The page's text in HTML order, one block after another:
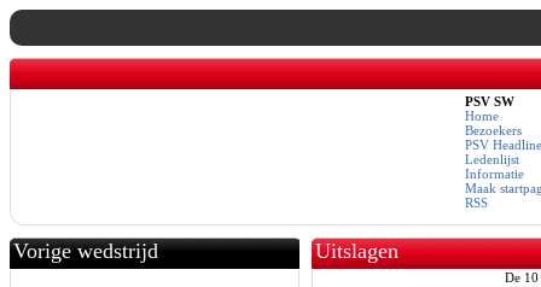
PSV SW
Home
Bezoekers
PSV
Ledenlijst
Informatie
Maak
RSS
Vorige wedstrijd Uitslagen
De 10